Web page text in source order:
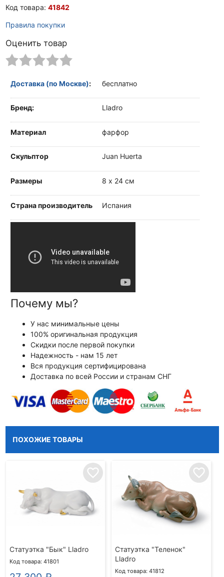
Код товара: 41842
Правила покупки
Оценить товар
Доставка (по Москве): бесплатно
Бренд: Lladro
Материал фарфор
Скульптор Juan Huerta
Размеры 8 х 24 см
Страна производитель Испания
Почему мы?
У нас минимальные цены
100% оригинальная продукция
Скидки после первой покупки
Надежность - нам 15 лет
Вся продукция сертифицирована
Доставка по всей России и странам СНГ
ПОХОЖИЕ ТОВАРЫ
favorite_border
Статуэтка "Бык" Lladro
Код товара: 41801
favorite_border
Статуэтка "Теленок"
Lladro
Код товара: 41812